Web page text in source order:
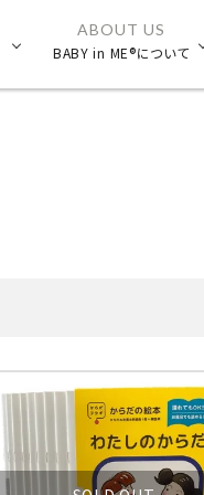
ABOUT US
BABY in ME®︎について